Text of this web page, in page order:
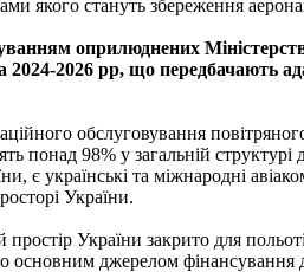
стануть збереження
оприлюднених
2026 рр, що передбачають
обслуговування
понад 98% у загальній структурі
є українські та міжнародні
України.
України закрито для
основним джерелом фінансування